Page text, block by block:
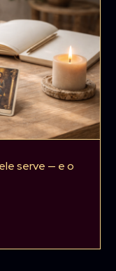
serve — e o